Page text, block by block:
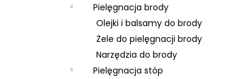
Pielęgnacja brody
Olejki i balsamy do brody
Żele do pielęgnacji brody
Narzędzia do brody
Pielęgnacja stóp